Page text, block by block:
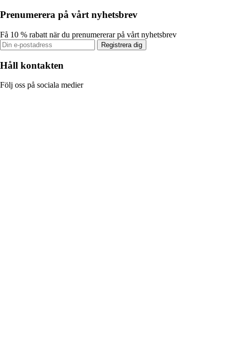
Prenumerera på vårt nyhetsbrev
Få 10 % rabatt när du prenumererar på vårt nyhetsbrev
Registrera dig
Håll kontakten
Följ oss på sociala medier